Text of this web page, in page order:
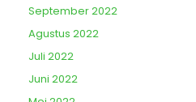
September 2022
Agustus 2022
Juli 2022
Juni 2022